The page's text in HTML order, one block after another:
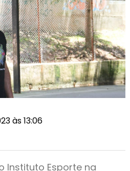
às 13:06
Instituto Esporte na